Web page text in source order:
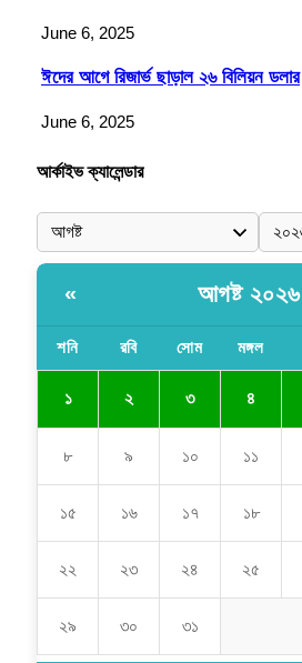
June 6, 2025
ঈদের আগে রিজার্ভ ছাড়াল ২৬ বিলিয়ন ডলার
June 6, 2025
আর্কাইভ ক্যালেন্ডার
« আগষ্ট ২০২৬
শনি রবি সোম মঙ্গল
১ ২ ৩ ৪
৮ ৯ ১০ ১১
১৫ ১৬ ১৭ ১৮
২২ ২৩ ২৪ ২৫
২৯ ৩০ ৩১